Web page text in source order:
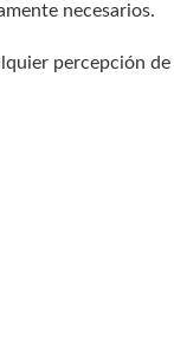
necesarios.
percepción